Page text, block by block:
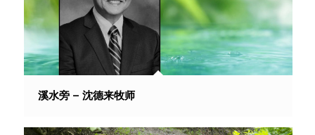
溪水旁 – 沈德来牧师